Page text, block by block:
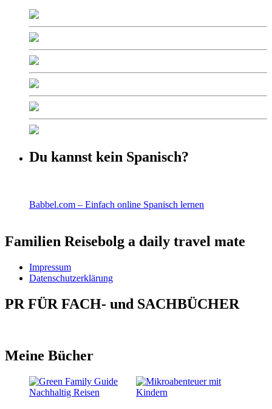
Du kannst kein Spanisch?
Babbel.com – Einfach online Spanisch lernen
Familien Reisebolg a daily travel mate
Impressum
Datenschutzerklärung
PR FÜR FACH- und SACHBÜCHER
Meine Bücher